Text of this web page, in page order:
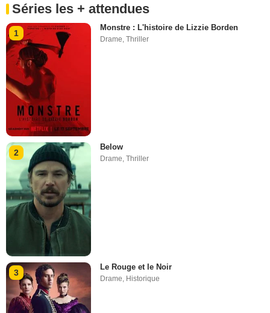
Séries les + attendues
1
Monstre : L'histoire de Lizzie Borden
Drame,Thriller
2
Below
Drame,Thriller
3
Le Rouge et le Noir
Drame Historique